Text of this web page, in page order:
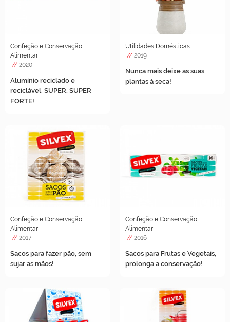
Confeção e Conservação
Alimentar
// 2020
Alumínio reciclado e
reciclável. SUPER, SUPER
FORTE!
Utilidades Domésticas
// 2019
Nunca mais deixe as suas
plantas à seca!
Confeção e Conservação
Alimentar
// 2017
Sacos para fazer pão, sem
sujar as mãos!
Confeção e Conservação
Alimentar
// 2016
Sacos para Frutas e Vegetais,
prolonga a conservação!